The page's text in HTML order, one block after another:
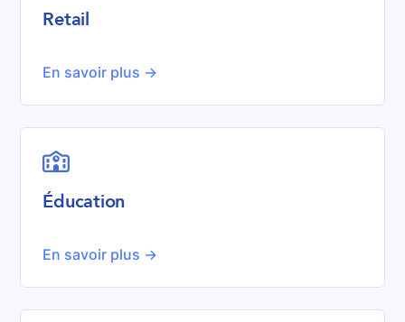
Retail
En savoir plus ->

Éducation
En savoir plus ->